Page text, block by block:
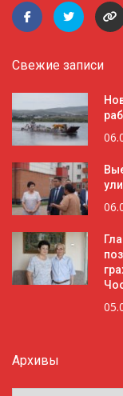
Свежие записи
Архивы